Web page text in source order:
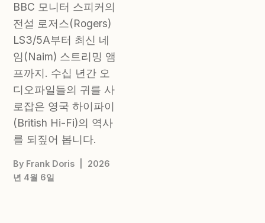
BBC 모니터 스피커의
전설 로저스(Rogers)
LS3/5A부터 최신 네
임(Naim) 스트리밍 앰
프까지. 수십 년간 오
디오파일들의 귀를 사
로잡은 영국 하이파이
(British Hi-Fi)의 역사
를 되짚어 봅니다.
By Frank Doris | 2026
년 4월 6일